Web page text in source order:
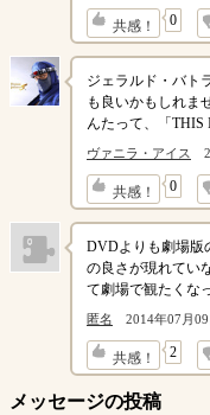
共感！ 0
↓
ジェラルド・バト
も良いかもしれま
んたって、「THIS
ヴァニラ・アイス
共感！ 0
↓
DVDよりも劇場版
の良さが現れてい
て劇場で観たくな
匿名 2014年07月
共感！ 2
↓
メッセージの投稿